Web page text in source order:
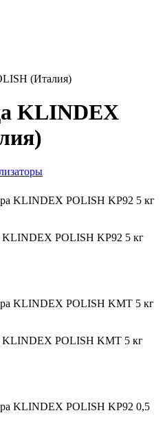
(Италия)
KLINDEX
KLINDEX POLISH KP92 5 кг
KLINDEX POLISH KМТ 5 кг